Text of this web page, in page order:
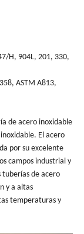
H, 904L, 201, 330,
ASTM A813,
de acero inoxidable
El acero
por su excelente
campos industrial y
tuberías de acero
y a altas
temperaturas y